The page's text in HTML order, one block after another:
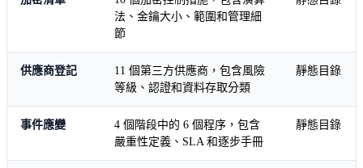
法、金鑰大小、範圍和管理細
節
供應商登記
11 個第三方供應商，包含風險
等級、認證和資料存取分類
靜態目錄
事件應變
4 個階段中的 6 個程序，包含
嚴重性定義、SLA 和逐步手冊
靜態目錄